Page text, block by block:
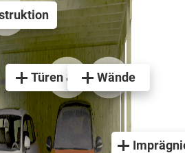
Türen & Fenster
Wände